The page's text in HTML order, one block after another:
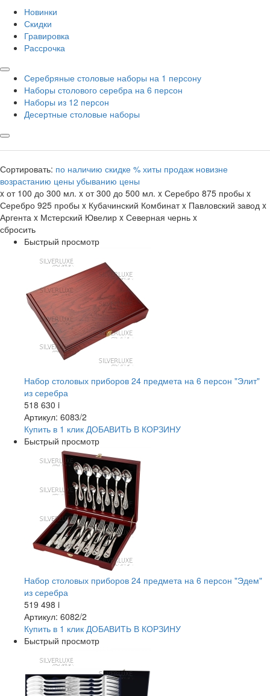
Новинки
Скидки
Гравировка
Рассрочка
Серебряные столовые наборы на 1 персону
Наборы столового серебра на 6 персон
Наборы из 12 персон
Десертные столовые наборы
Сортировать: по наличию скидке % хиты продаж новизне
возрастанию цены убыванию цены
x от 100 до 300 мл. x от 300 до 500 мл. x Серебро 875 пробы x
Серебро 925 пробы x Кубачинский Комбинат x Павловский завод x
Аргента x Мстерский Ювелир x Северная чернь x
сбросить
Быстрый просмотр
Набор столовых приборов 24 предмета на 6 персон "Элит"
из серебра
518 630 i
Артикул: 6083/2
Купить в 1 клик ДОБАВИТЬ В КОРЗИНУ
Быстрый просмотр
Набор столовых приборов 24 предмета на 6 персон "Эдем"
из серебра
519 498 i
Артикул: 6082/2
Купить в 1 клик ДОБАВИТЬ В КОРЗИНУ
Быстрый просмотр